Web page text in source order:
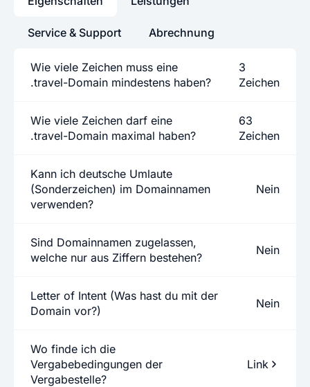
Wie viele Zeichen muss eine
.travel-Domain mindestens haben?
3
Zeichen
Wie viele Zeichen darf eine
.travel-Domain maximal haben?
63
Zeichen
Kann ich deutsche Umlaute
(Sonderzeichen) im Domainnamen
verwenden?
Nein
Sind Domainnamen zugelassen,
welche nur aus Ziffern bestehen?
Nein
Letter of Intent (Was hast du mit der
Domain vor?)
Nein
Wo finde ich die
Vergabebedingungen der
Vergabestelle?
Link
Service & Support Abrechnung